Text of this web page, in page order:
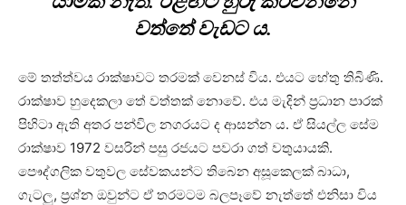
වත්තේ වැඩට ය.
මේ තත්ත්වය රාක්ෂාවට තරමක් වෙනස් විය. එයට හේතු තිබිණි.
රාක්ෂාව හුදෙකලා තේ වත්තක් නොවේ. එය මැදින් ප්‍රධාන පාරක්
පිහිටා ඇති අතර පන්විල නගරයට ද ආසන්න ය. ඒ සියල්ල සේම
රාක්ෂාව 1972 වසරින් පසු රජයට පවරා ගත් වතුයායකි.
පෞද්ගලික වතුවල සේවකයන්ට තිබෙන අසූකෙලක් බාධා,
ගැටලු, ප්‍රශ්න ඔවුන්ට ඒ තරමටම බලපෑවේ නැත්තේ එනිසා විය